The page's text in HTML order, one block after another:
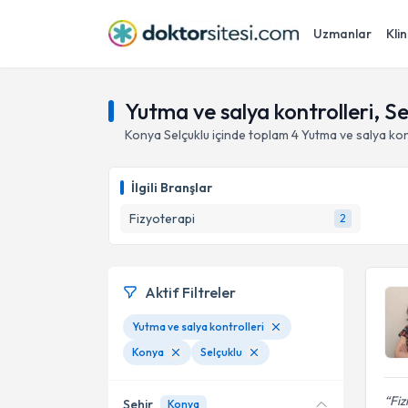
Uzmanlar
Yutma ve salya kontrolleri,
Konya Selçuklu içinde toplam 4Yutma ve salya
İlgili Branşlar
Fizyoterapi
2
Aktif Filtreler
Yutma ve salya kontrolleri
Konya
Selçuklu
Şehir Konya